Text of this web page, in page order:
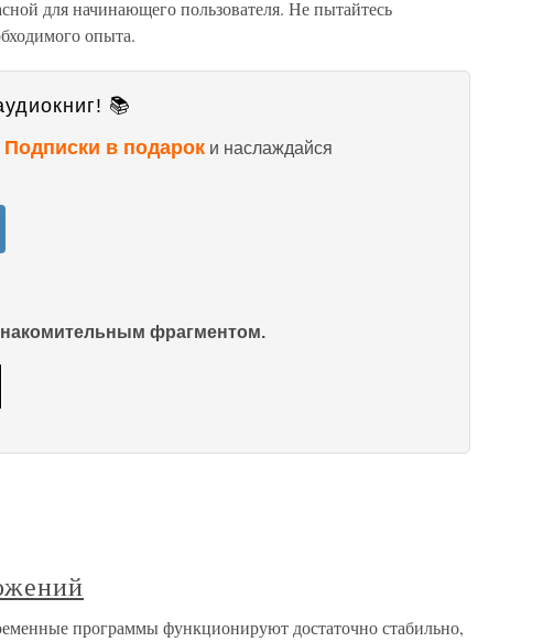
для начинающего пользователя. Не пытайтесь
опыта.
📚
в подарок и наслаждайся
фрагментом.
программы функционируют достаточно стабильно,